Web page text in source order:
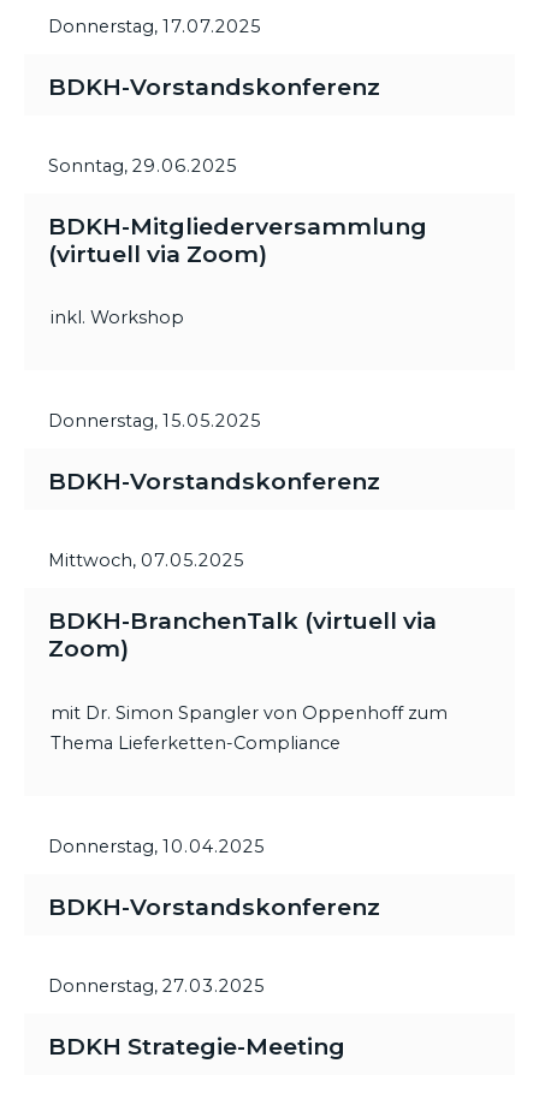
Donnerstag, 17.07.2025
BDKH-Vorstandskonferenz
Sonntag, 29.06.2025
BDKH-Mitgliederversammlung
(virtuell via Zoom)
inkl. Workshop
Donnerstag, 15.05.2025
BDKH-Vorstandskonferenz
Mittwoch, 07.05.2025
BDKH-BranchenTalk (virtuell via
Zoom)
mit Dr. Simon Spangler von Oppenhoff zum
Thema Lieferketten-Compliance
Donnerstag, 10.04.2025
BDKH-Vorstandskonferenz
Donnerstag, 27.03.2025
BDKH Strategie-Meeting